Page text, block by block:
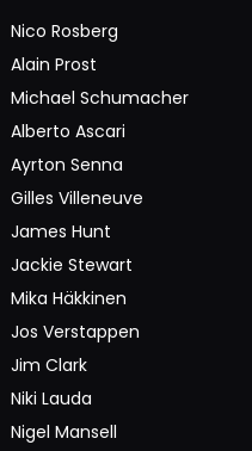
Nico Rosberg
Alain Prost
Michael Schumacher
Alberto Ascari
Ayrton Senna
Gilles Villeneuve
James Hunt
Jackie Stewart
Mika Häkkinen
Jos Verstappen
Jim Clark
Niki Lauda
Nigel Mansell